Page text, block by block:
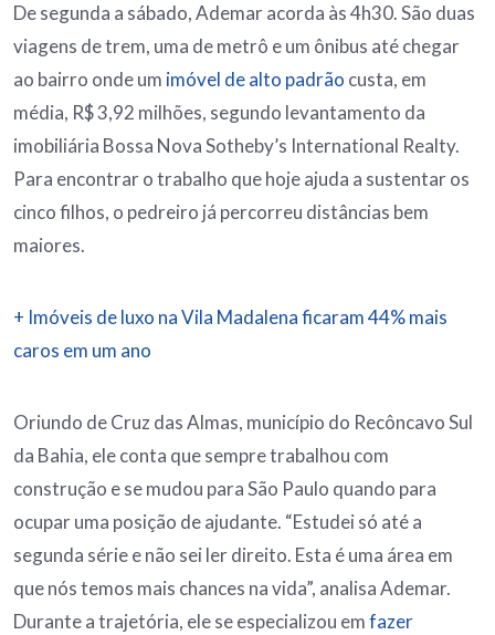
De segunda a sábado, Ademar acorda às 4h30. São duas
viagens de trem, uma de metrô e um ônibus até chegar
ao bairro onde um imóvel de alto padrão custa, em
média, R$ 3,92 milhões, segundo levantamento da
imobiliária Bossa Nova Sotheby’s International Realty.
Para encontrar o trabalho que hoje ajuda a sustentar os
cinco filhos, o pedreiro já percorreu distâncias bem
maiores.
+ Imóveis de luxo na Vila Madalena ficaram 44% mais
caros em um ano
Oriundo de Cruz das Almas, município do Recôncavo Sul
da Bahia, ele conta que sempre trabalhou com
construção e se mudou para São Paulo quando para
ocupar uma posição de ajudante. “Estudei só até a
segunda série e não sei ler direito. Esta é uma área em
que nós temos mais chances na vida”, analisa Ademar.
Durante a trajetória, ele se especializou emfazer